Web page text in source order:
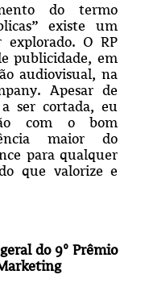
do termo
existe um
O RP
publicidade, em
audiovisual, na
Apesar de
ser cortada, eu
com o bom
maior do
para qualquer
que valorize e
do 9º Prêmio